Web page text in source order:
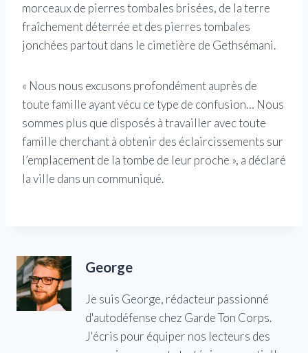
morceaux de pierres tombales brisées, de la terre
fraîchement déterrée et des pierres tombales
jonchées partout dans le cimetière de Gethsémani.
« Nous nous excusons profondément auprès de
toute famille ayant vécu ce type de confusion… Nous
sommes plus que disposés à travailler avec toute
famille cherchant à obtenir des éclaircissements sur
l’emplacement de la tombe de leur proche », a déclaré
la ville dans un communiqué.
George
Je suis George, rédacteur passionné
d'autodéfense chez Garde Ton Corps.
J'écris pour équiper nos lecteurs des